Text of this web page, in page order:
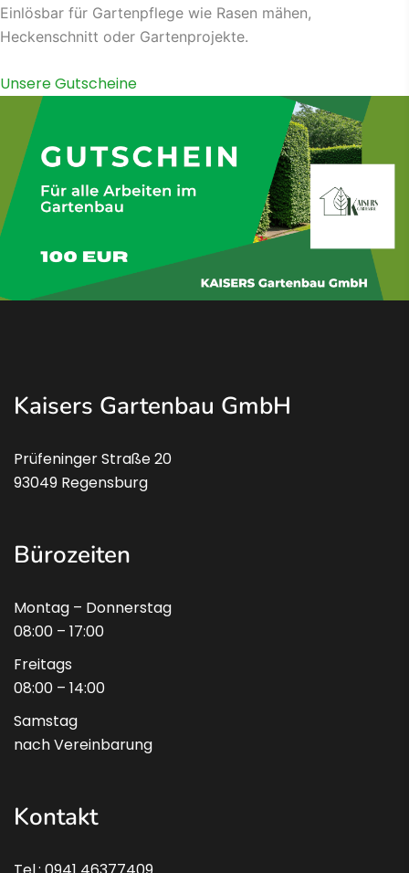
Einlösbar für Gartenpflege wie Rasen mähen,
Heckenschnitt oder Gartenprojekte.
Unsere Gutscheine
Kaisers Gartenbau GmbH
Prüfeninger Straße 20
93049 Regensburg
Bürozeiten
Montag – Donnerstag
08:00 – 17:00
Freitags
08:00 – 14:00
Samstag
nach Vereinbarung
Kontakt